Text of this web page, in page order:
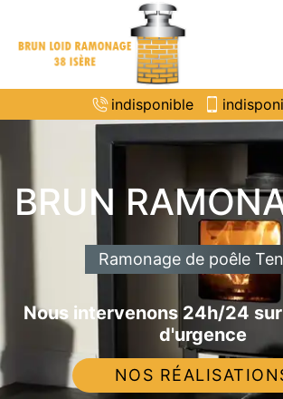
indisponible
BRUN
Ramonage de poêle
Nous intervenons 24h/24
d'urgence
NOS